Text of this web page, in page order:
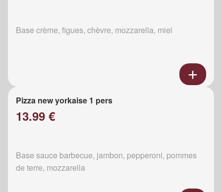
Base crème, figues, chèvre, mozzarella, miel
Pizza new yorkaise 1 pers
13.99 €
Base sauce barbecue, jambon, pepperoni, pommes
de terre, mozzarella